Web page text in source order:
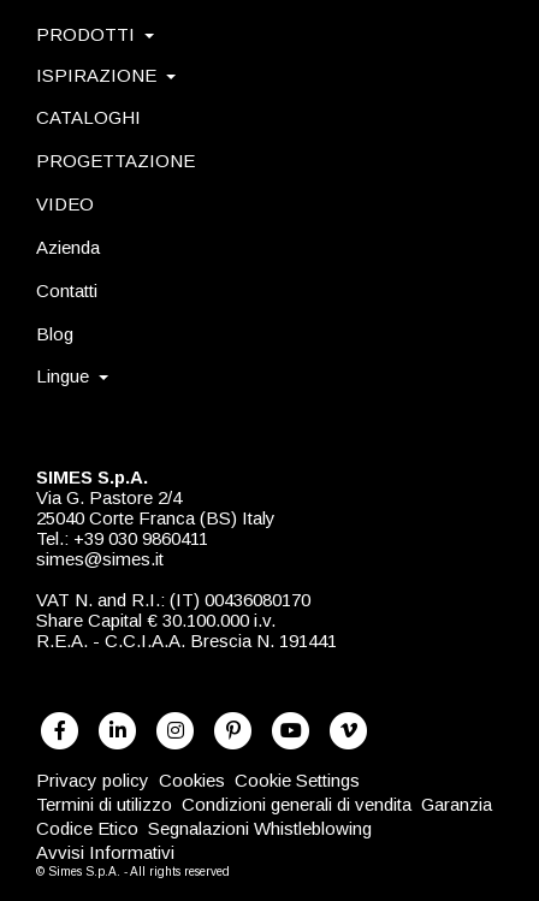
SIMES S.p.A.
Via G. Pastore 2/4
25040 Corte Franca (BS) Italy
Tel.: +39 030 9860411
simes@simes.it
VAT N. and R.I.: (IT) 00436080170
Share Capital € 30.100.000 i.v.
R.E.A. - C.C.I.A.A. Brescia N. 191441
PRODOTTI
ISPIRAZIONE
CATALOGHI
PROGETTAZIONE
VIDEO
Azienda
Contatti
Blog
Lingue
Privacy policy Cookies Cookie Settings
Termini di utilizzo Condizioni generali di vendita Garanzia
Codice Etico Segnalazioni Whistleblowing
Avvisi Informativi
© Simes S.p.A. - All rights reserved